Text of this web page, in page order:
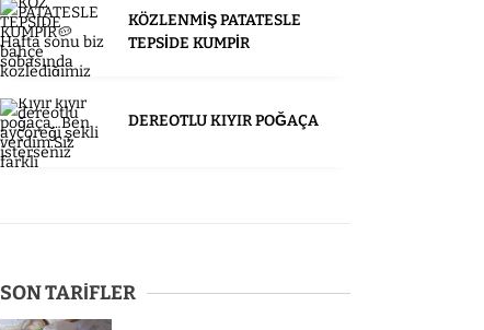
KÖZLENMİŞ PATATESLE
TEPSİDE KUMPİR
DEREOTLU KIYIR POĞAÇA
SON TARİFLER